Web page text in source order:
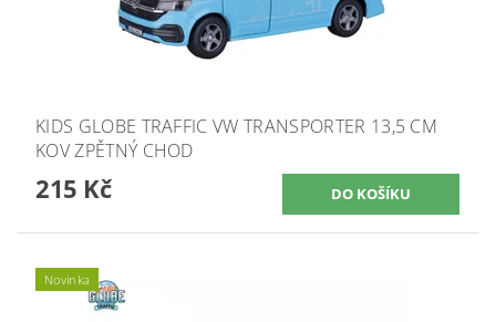
KIDS GLOBE TRAFFIC VW TRANSPORTER 13,5 CM
KOV ZPĚTNÝ CHOD
215 Kč
Novinka